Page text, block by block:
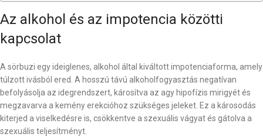
Az alkohol és az impotencia közötti
kapcsolat
A sörbuzi egy ideiglenes, alkohol által kiváltott impotenciaforma, amely
túlzott ivásból ered. A hosszú távú alkoholfogyasztás negatívan
befolyásolja az idegrendszert, károsítva az agy hipofízis mirigyét és
megzavarva a kemény erekcióhoz szükséges jeleket. Ez a károsodás
kiterjed a viselkedésre is, csökkentve a szexuális vágyat és gátolva a
szexuális teljesítményt.